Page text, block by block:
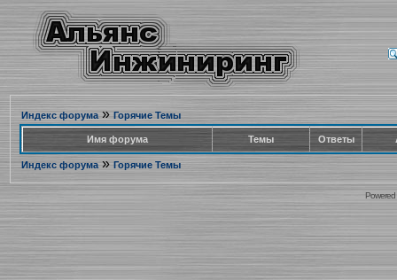
Индекс форума» Горячие Темы
Имя форума Темы Ответы
Индекс форума» Горячие Темы